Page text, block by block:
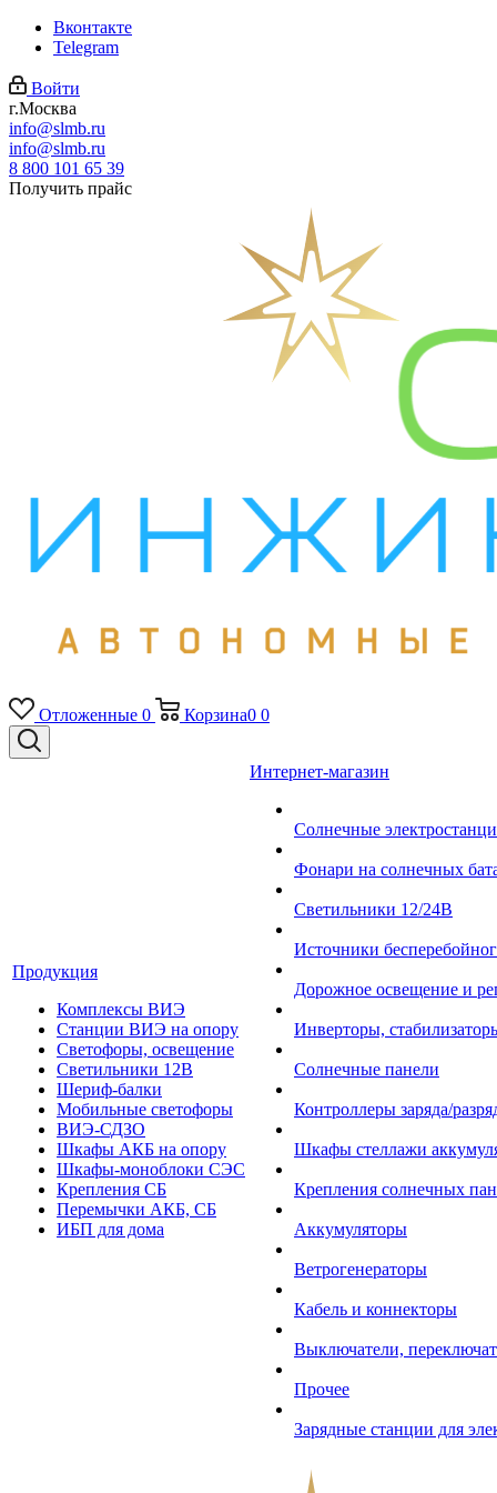
Вконтакте
Telegram
Войти
г.Москва
info@slmb.ru
info@slmb.ru
8 800 101 65 39
Получить прайс
Отложенные 0 Корзина0 0
Продукция
Комплексы ВИЭ
Станции ВИЭ на опору
Светофоры, освещение
Светильники 12В
Шериф-балки
Мобильные светофоры
ВИЭ-СДЗО
Шкафы АКБ на опору
Шкафы-моноблоки СЭС
Крепления СБ
Перемычки АКБ, СБ
ИБП для дома
Интернет-магазин
Солнечные
Фонари на солнечных
Светильники 12/24В
Источники
Дорожное освещение и
Инверторы,
Солнечные панели
Контроллеры заряда/
Шкафы стеллажи
Крепления солнечных
Аккумуляторы
Ветрогенераторы
Кабель и коннекторы
Выключатели,
Прочее
Зарядные станции для